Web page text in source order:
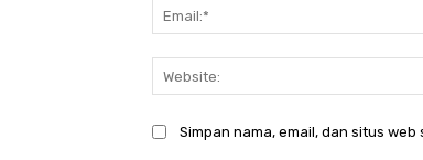
Simpan nama, email, dan situs